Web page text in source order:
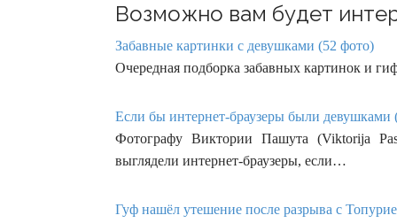
Возможно вам будет
Забавные картинки с девушками (52 фото)
Очередная подборка забавных картинок и
Если бы интернет-браузеры были девушками
Фотографу Виктории Пашута (Viktorija
выглядели интернет-браузеры, если…
Гуф нашёл утешение после разрыва с